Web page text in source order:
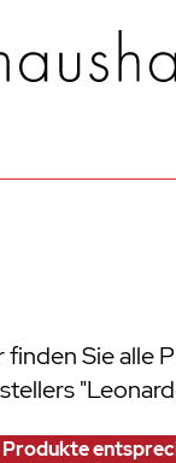
finden Sie alle
Produkte